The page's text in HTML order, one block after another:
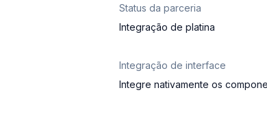
Status da parceria
Integração de platina
Integração de interface
Integre nativamente os